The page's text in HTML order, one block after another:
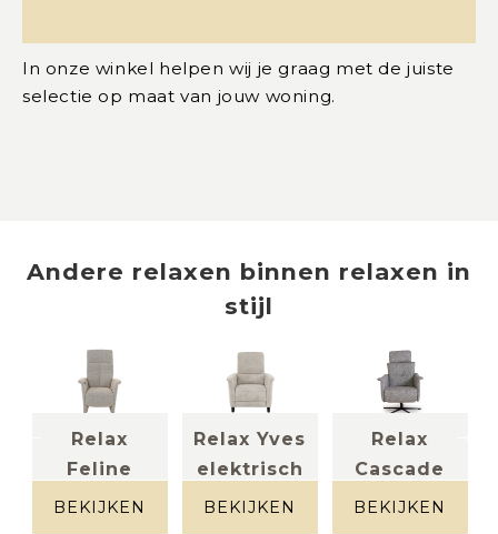
In onze winkel helpen wij je graag met de juiste
selectie op maat van jouw woning.
Andere relaxen binnen relaxen in
stijl
Relax
Feline
elektrisch
(M)
BEKIJKEN
Relax Yves
elektrisch
gespikkeld
BEKIJKEN
Relax
Cascade
(elektrisch)
BEKIJKEN